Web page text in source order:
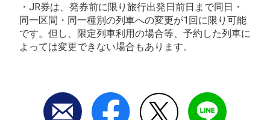
・JR券は、発券前に限り旅行出発日前日まで同日・
同一区間・同一種別の列車への変更が1回に限り可能
です。但し、限定列車利用の場合等、予約した列車に
よっては変更できない場合もあります。